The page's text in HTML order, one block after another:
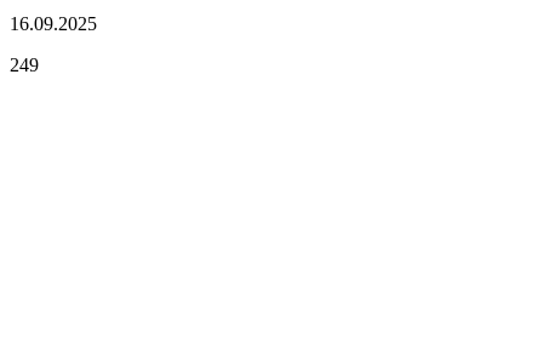
16.09.2025
249